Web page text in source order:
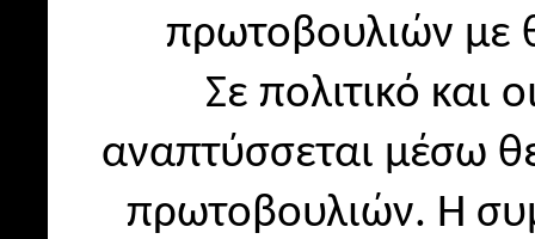
πρωτοβουλιών με
Σε πολιτικό και
αναπτύσσεται μέσω
πρωτοβουλιών. Η